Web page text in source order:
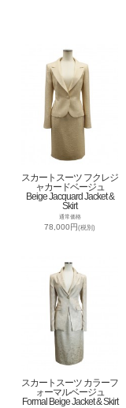
スカートスーツ フクレジ
ャカードベージュ
Beige Jacquard Jacket &
Skirt
通常価格
78,000円(税別)
スカートスーツ カラーフ
ォーマルベージュ
Formal Beige Jacket & Skirt